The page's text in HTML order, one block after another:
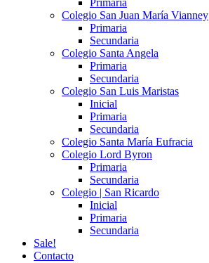
Primaria
Colegio San Juan María Vianney
Primaria
Secundaria
Colegio Santa Angela
Primaria
Secundaria
Colegio San Luis Maristas
Inicial
Primaria
Secundaria
Colegio Santa María Eufracia
Colegio Lord Byron
Primaria
Secundaria
Colegio | San Ricardo
Inicial
Primaria
Secundaria
Sale!
Contacto